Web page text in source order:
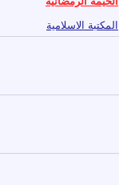
المكتبة الاسلامية